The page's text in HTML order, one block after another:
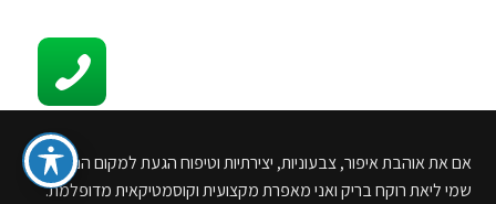
ספר איפור מתנה
אם את אוהבת איפור, צבעוניות, יצירתיות וטיפוח הגעת למקום הנכון!
שמי ליאת רוקח בריק ואני מאפרת מקצועית וקוסמטיקאית מדופלמת.